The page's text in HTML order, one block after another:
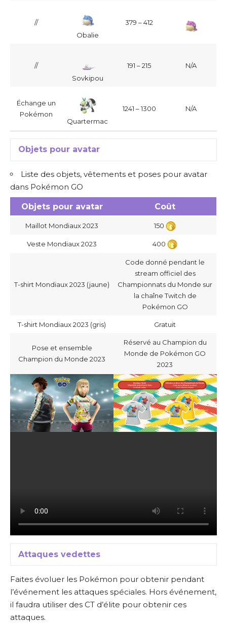
//
Obalie
379 – 412
//
Sovkipou
191 – 215 N/A
Échange un
Pokémon
Quartermac
1241 – 1300 N/A
Objets pour avatar
Liste des objets, vêtements et poses pour avatar
dans Pokémon GO
Objets pour avatar Coût
Maillot Mondiaux 2023 150
Veste Mondiaux 2023 400
T-shirt Mondiaux 2023 (jaune)
Code donné pendant le
stream officiel des
Championnats du Monde sur
la chaîne Twitch de
Pokémon GO
T-shirt Mondiaux 2023 (gris) Gratuit
Pose et ensemble
Champion du Monde 2023
Réservé au Champion du
Monde de Pokémon GO
2023
Attaques vedettes
Faites évoluer les Pokémon pour obtenir pendant
l’événement les attaques spéciales. Hors événement,
il faudra utiliser des CT d’élite pour obtenir ces
attaques.